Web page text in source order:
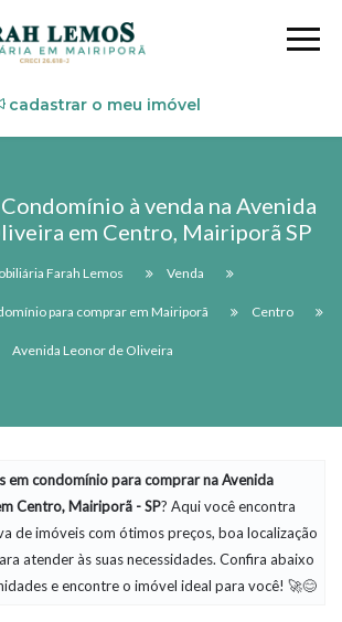
cadastrar o meu imóvel
à venda na Avenida
em Centro, Mairiporã SP
Farah Lemos Venda
para comprar em Mairiporã Centro
Avenida Leonor de Oliveira
em condomíniopara comprar na Avenida
Centro, Mairiporã - SP? Aqui você encontra
de imóveis com ótimos preços, boa localização
atender às suas necessidades. Confira abaixo
e encontre o imóvel ideal para você! 🚀😊